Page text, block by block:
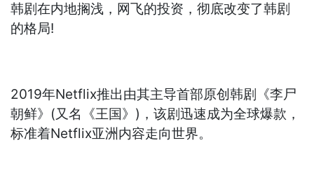
韩剧在内地搁浅，网飞的投资，彻底改变了韩剧
的格局!
2019年Netflix推出由其主导首部原创韩剧《李尸
朝鲜》(又名《王国》)，该剧迅速成为全球爆款，
标准着Netflix亚洲内容走向世界。